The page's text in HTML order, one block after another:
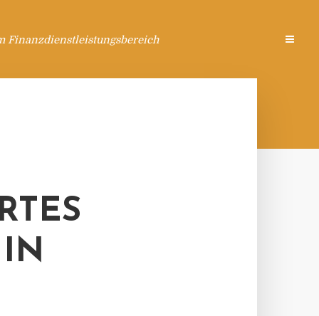
Finanzdienstleistungsbereich